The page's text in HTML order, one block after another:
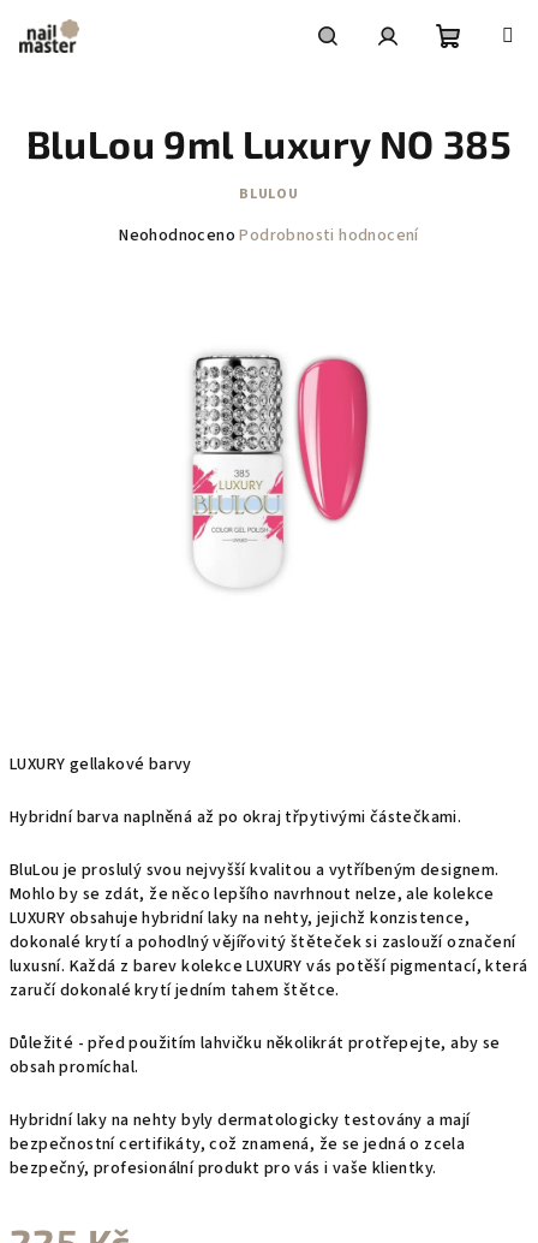
obsah
košík
LUXURY gellakové barvy
Hybridní barva naplněná až po okraj třpytivými částečkami.
BluLou je proslulý svou nejvyšší kvalitou a vytříbeným designem.
Mohlo by se zdát, že něco lepšího navrhnout nelze, ale kolekce
LUXURY obsahuje hybridní laky na nehty, jejichž konzistence,
dokonalé krytí a pohodlný vějířovitý štěteček si zaslouží označení
luxusní. Každá z barev kolekce LUXURY vás potěší pigmentací, která
zaručí dokonalé krytí jedním tahem štětce.
Důležité - před použitím lahvičku několikrát protřepejte, aby se
obsah promíchal.
Hybridní laky na nehty byly dermatologicky testovány a mají
bezpečnostní certifikáty, což znamená, že se jedná o zcela
bezpečný, profesionální produkt pro vás i vaše klientky.
BluLou 9ml Luxury NO 385
BLULOU
Průměrné
hvězdiček.
Neohodnoceno Podrobnosti hodnocení